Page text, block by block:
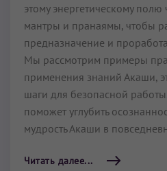
этому энергетическому
мантры и пранаямы, чтобы
предназначение и
Мы рассмотрим примеры
применения знаний Акаши,
шаги для безопасной
поможет углубить
мудрость Акаши в
Читать далее...